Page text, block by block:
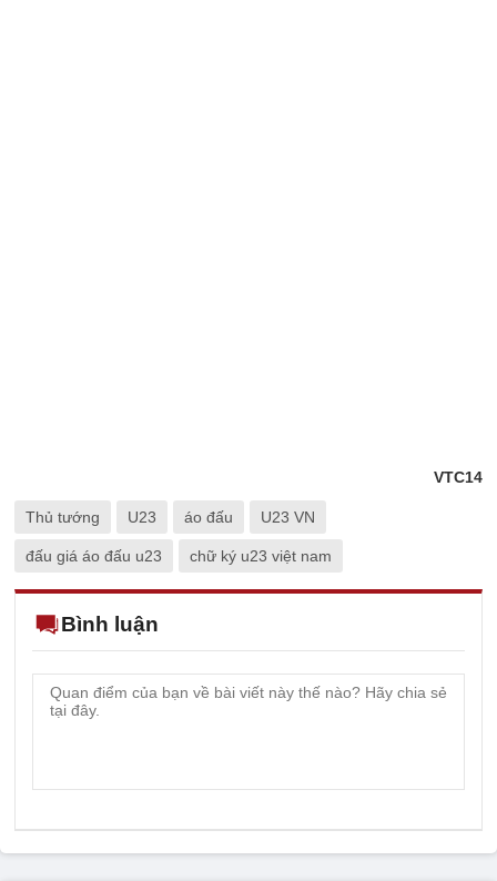
VTC14
Thủ tướng U23 áo đấu U23 VN
đấu giá áo đấu u23 chữ ký u23 việt nam
Bình luận